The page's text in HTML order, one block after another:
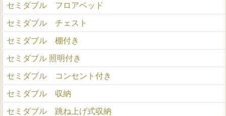
セミダブル フロアベッド
セミダブル チェスト
セミダブル 棚付き
セミダブル 照明付き
セミダブル コンセント付き
セミダブル 収納
セミダブル 跳ね上げ式収納